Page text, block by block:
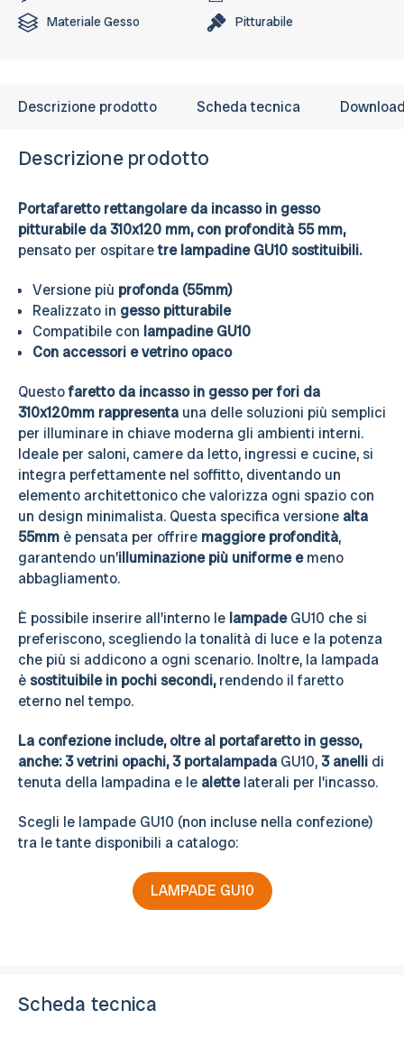
Materiale Gesso Pitturabile
Descrizione prodotto Scheda tecnica
Scheda tecnica
Descrizione prodotto
Portafaretto rettangolare da incasso in gesso
pitturabile da 310x120 mm, con profondità 55 mm,
pensato per ospitaretre lampadine GU10 sostituibili.
Versione più profonda (55mm)
Realizzato in gesso pitturabile
Compatibile con lampadine GU10
Con accessori e vetrino opaco
Questofaretto da incasso in gesso per fori da
310x120mm rappresenta una delle soluzioni più semplici
per illuminare in chiave moderna gli ambienti interni.
Ideale per saloni, camere da letto, ingressi e cucine, si
integra perfettamente nel soffitto, diventando un
elemento architettonico che valorizza ogni spazio con
un design minimalista. Questa specifica versione alta
55mm è pensata per offrire maggiore profondità,
garantendo un’illuminazione più uniforme emeno
abbagliamento.
È possibile inserire all'interno le lampadeGU10 che si
preferiscono, scegliendo la tonalità di luce e la potenza
che più si addicono a ogni scenario. Inoltre, la lampada
èsostituibile in pochi secondi,rendendo il faretto
eterno nel tempo.
La confezione include, oltre al portafaretto in gesso,
anche: 3 vetrini opachi, 3 portalampada GU10,3 anelli di
tenuta della lampadina e le alettelaterali per l'incasso.
Scegli le lampade GU10 (non incluse nella confezione)
tra le tante disponibili a catalogo:
LAMPADE GU10